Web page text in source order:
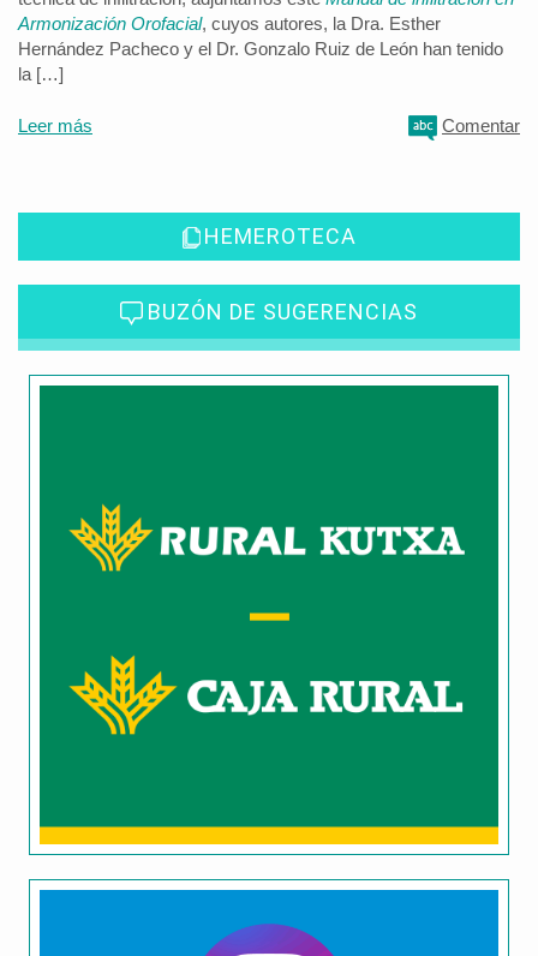
Armonización Orofacial, cuyos autores, la Dra. Esther
Hernández Pacheco y el Dr. Gonzalo Ruiz de León han tenido
la […]
Leer más Comentar
HEMEROTECA
BUZÓN DE SUGERENCIAS